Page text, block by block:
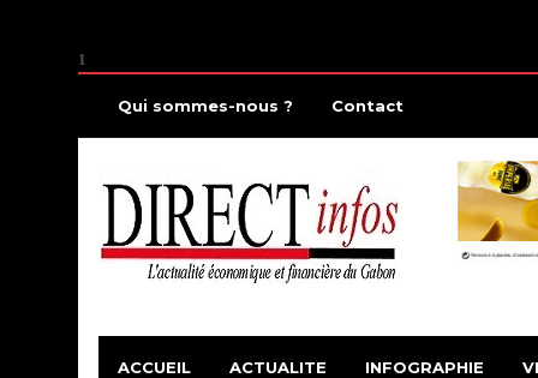
1
Qui sommes-nous ? Contact
ACCUEIL ACTUALITE INFOGRAPHIE